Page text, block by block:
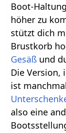
Boot-
höher zu
stützt dich
Brustkorb
Gesäß und
Die Version,
ist
also eine